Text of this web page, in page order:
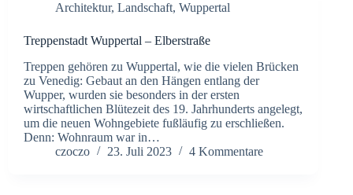
Architektur, Landschaft, Wuppertal
Treppenstadt Wuppertal – Elberstraße
Treppen gehören zu Wuppertal, wie die vielen Brücken
zu Venedig: Gebaut an den Hängen entlang der
Wupper, wurden sie besonders in der ersten
wirtschaftlichen Blütezeit des 19. Jahrhunderts angelegt,
um die neuen Wohngebiete fußläufig zu erschließen.
Denn: Wohnraum war in…
czoczo
23. Juli 2023 4 Kommentare